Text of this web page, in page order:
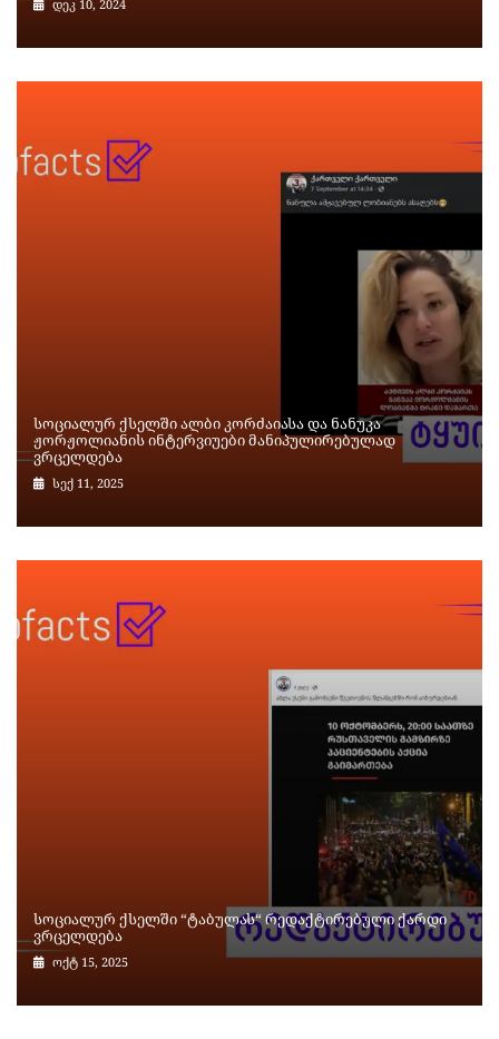
დეკ 10, 2024
სოციალურ ქსელში ალბი კორძაიასა და ნანუკა
ჟორჟოლიანის ინტერვიუები მანიპულირებულად
ვრცელდება
სექ 11, 2025
სოციალურ ქსელში “ტაბულას“ რედაქტირებული ქარდი
ვრცელდება
ოქტ 15, 2025